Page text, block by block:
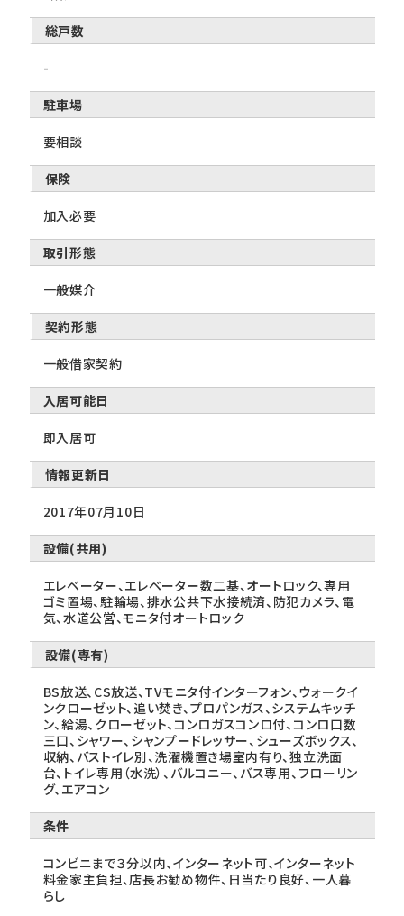
総戸数
-
駐車場
要相談
保険
加入必要
取引形態
一般媒介
契約形態
一般借家契約
入居可能日
即入居可
情報更新日
2017年07月10日
設備(共用)
エレベーター、エレベーター数二基、オートロック、専用
ゴミ置場、駐輪場、排水公共下水接続済、防犯カメラ、電
気、水道公営、モニタ付オートロック
設備(専有)
BS放送、CS放送、TVモニタ付インターフォン、ウォークイ
ンクローゼット、追い焚き、プロパンガス、システムキッチ
ン、給湯、クローゼット、コンロガスコンロ付、コンロ口数
三口、シャワー、シャンプードレッサー、シューズボックス、
収納、バストイレ別、洗濯機置き場室内有り、独立洗面
台、トイレ専用（水洗）、バルコニー、バス専用、フローリン
グ、エアコン
条件
コンビニまで３分以内、インターネット可、インターネット
料金家主負担、店長お勧め物件、日当たり良好、一人暮
らし